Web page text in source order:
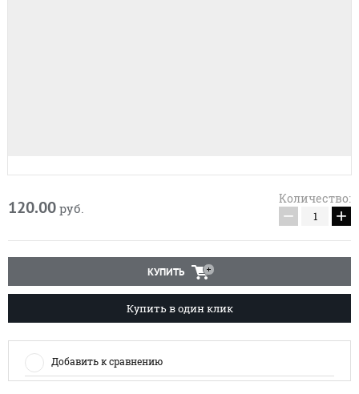
120.00 руб.
Количество:
− +
КУПИТЬ
Купить в один клик
Добавить к сравнению